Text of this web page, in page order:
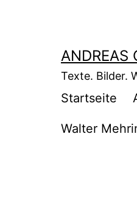
ANDREAS
Texte. Bilder.
Startseite
Walter